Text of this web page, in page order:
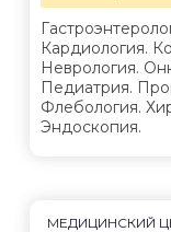
Кардиология.
Неврология.
Педиатрия.
Флебология.
Эндоскопия.
МЕДИЦИНСКИЙ